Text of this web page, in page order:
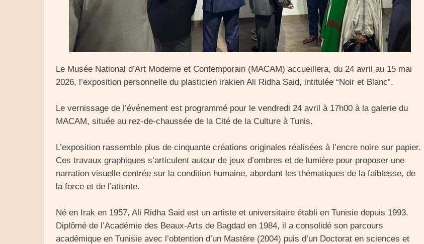
Le Musée National d’Art Moderne et Contemporain (MACAM) accueillera, du 24 avril au 15 mai
2026, l’exposition personnelle du plasticien irakien Ali Ridha Said, intitulée “Noir et Blanc”.
Le vernissage de l’événement est programmé pour le vendredi 24 avril à 17h00 à la galerie du
MACAM, située au rez-de-chaussée de la Cité de la Culture à Tunis.
L’exposition rassemble plus de cinquante créations originales réalisées à l’encre noire sur papier.
Ces travaux graphiques s’articulent autour de jeux d’ombres et de lumière pour proposer une
narration visuelle centrée sur la condition humaine, abordant les thématiques de la faiblesse, de
la force et de l’attente.
Né en Irak en 1957, Ali Ridha Said est un artiste et universitaire établi en Tunisie depuis 1993.
Diplômé de l’Académie des Beaux-Arts de Bagdad en 1984, il a consolidé son parcours
académique en Tunisie avec l’obtention d’un Mastère (2004) puis d’un Doctorat en sciences et